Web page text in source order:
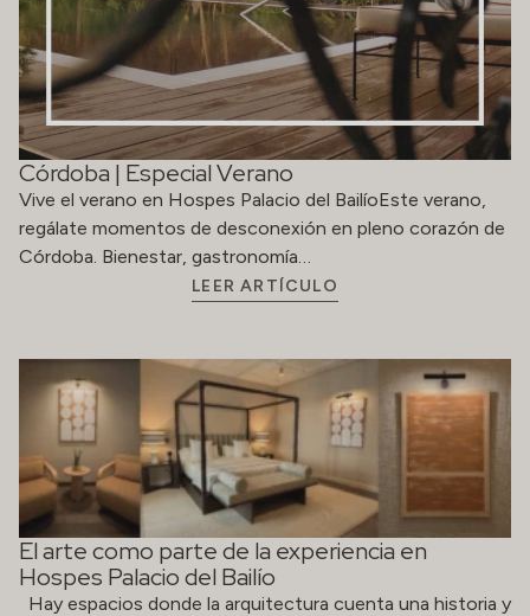
Córdoba | Especial Verano
Vive el verano en Hospes Palacio del BailíoEste verano,
regálate momentos de desconexión en pleno corazón de
Córdoba. Bienestar, gastronomía…
LEER ARTÍCULO
El arte como parte de la experiencia en
Hospes Palacio del Bailío
Hay espacios donde la arquitectura cuenta una historia y